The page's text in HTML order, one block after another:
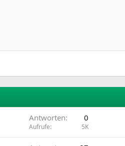
Antworten 0
Aufrufe 5K